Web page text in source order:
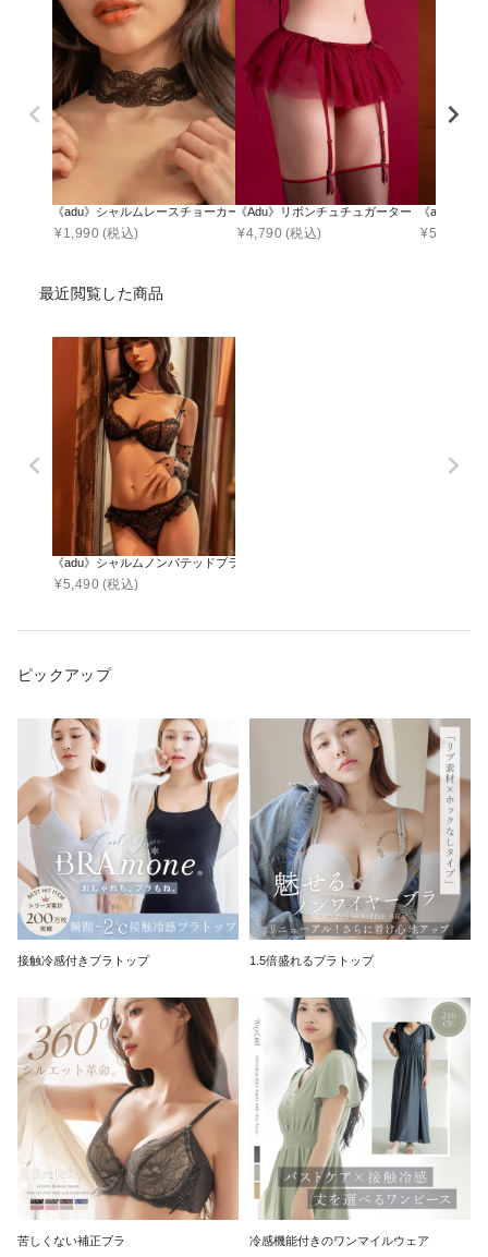
《adu》シャルムレースチョーカー
¥1,990 (税込)
《Adu》リボンチュチュガーター
¥4,790 (税込)
《adu》シ
¥5,990
最近閲覧した商品
《adu》シャルムノンパテッドブラ＆レースバックショーツ
¥5,490 (税込)
ピックアップ
接触冷感付きブラトップ 1.5倍盛れるブラトップ
苦しくない補正ブラ 冷感機能付きのワンマイルウェア